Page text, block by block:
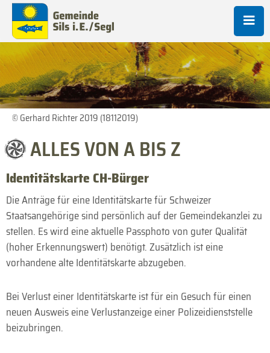
© Gerhard Richter 2019 (18112019)
ALLES VON A BIS Z
Identitätskarte CH-Bürger
Die Anträge für eine Identitätskarte für Schweizer
Staatsangehörige sind persönlich auf der Gemeindekanzlei zu
stellen. Es wird eine aktuelle Passphoto von guter Qualität
(hoher Erkennungswert) benötigt. Zusätzlich ist eine
vorhandene alte Identitätskarte abzugeben.
Bei Verlust einer Identitätskarte ist für ein Gesuch für einen
neuen Ausweis eine Verlustanzeige einer Polizeidienststelle
beizubringen.